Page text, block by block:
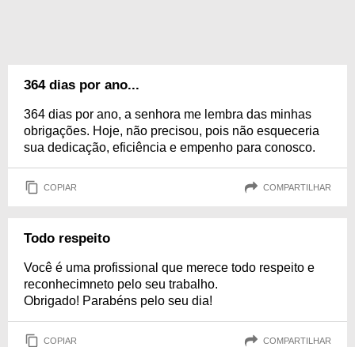
364 dias por ano...
364 dias por ano, a senhora me lembra das minhas
obrigações. Hoje, não precisou, pois não esqueceria
sua dedicação, eficiência e empenho para conosco.
COPIAR COMPARTILHAR
Todo respeito
Você é uma profissional que merece todo respeito e
reconhecimneto pelo seu trabalho.
Obrigado! Parabéns pelo seu dia!
COPIAR COMPARTILHAR